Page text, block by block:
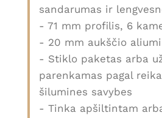
sandarumas ir
- 71 mm profilis, 6
- 20 mm aukščio
- Stiklo paketas arba
parenkamas pagal
šilumines savybes
- Tinka apšiltintam